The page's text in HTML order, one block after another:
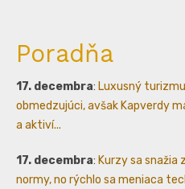
Poradňa
17. decembra: Luxusný
obmedzujúci, avšak Kapverdy
a aktiví...
17. decembra: Kurzy sa
normy, no rýchlo sa meniaca